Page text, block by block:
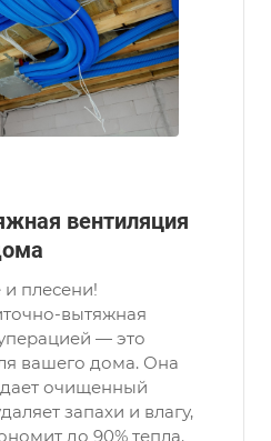
вентиляция
и плесени!
вытяжная
— это
вашего дома. Она
очищенный
запахи и влагу,
до 90% тепла.